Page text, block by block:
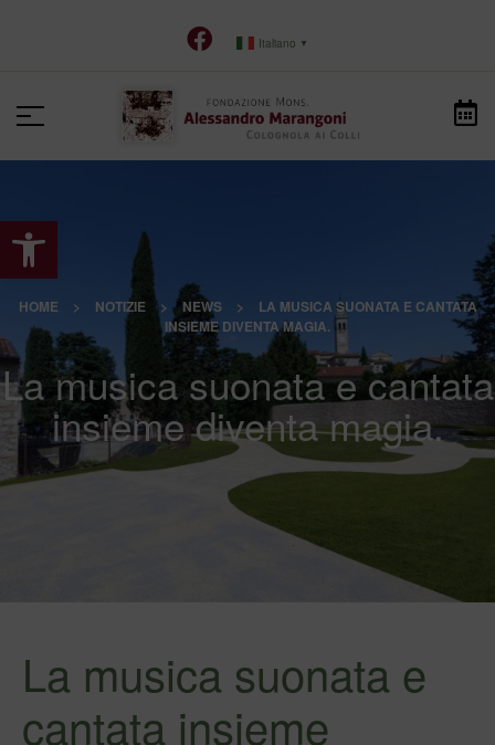
Apri la barra degli strumenti
Italiano ▼
HOME > NOTIZIE > NEWS >
LA MUSICA SUONATA E CANTATA
INSIEME DIVENTA MAGIA.
La musica suonata e cantata
insieme diventa magia.
La musica suonata e
cantata insieme